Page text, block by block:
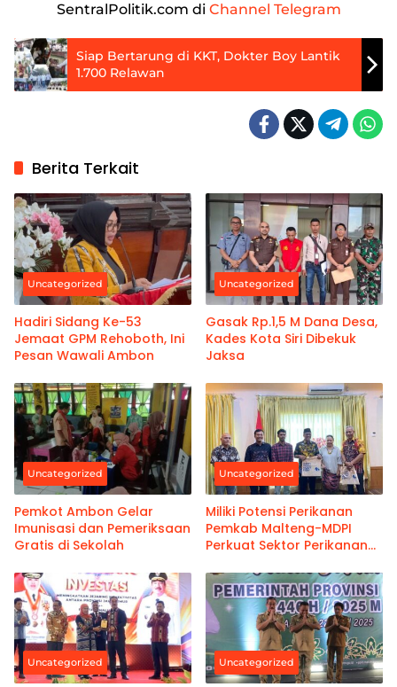
SentralPolitik.com di Channel Telegram
Siap Bertarung di KKT, Dokter Boy Lantik
1.700 Relawan
Berita Terkait
Uncategorized
Hadiri Sidang Ke-53
Jemaat GPM Rehoboth, Ini
Pesan Wawali Ambon
Uncategorized
Gasak Rp.1,5 M Dana Desa,
Kades Kota Siri Dibekuk
Jaksa
Uncategorized
Pemkot Ambon Gelar
Imunisasi dan Pemeriksaan
Gratis di Sekolah
Uncategorized
Miliki Potensi Perikanan
Pemkab Malteng-MDPI
Perkuat Sektor Perikanan
Uncategorized Uncategorized